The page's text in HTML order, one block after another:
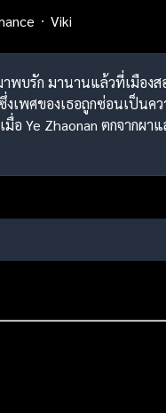
Viki
พบรัก มานานแล้วที่เมือง
งเพศของเธอถูกซ่อนเป็
Ye Zhaonan ตกจากผ